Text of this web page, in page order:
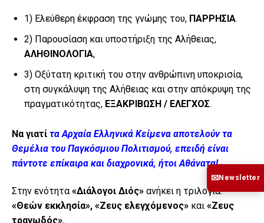
1) Ελεύθερη έκφραση της γνώμης του, ΠΑΡΡΗΣΙΑ.
2) Παρουσίαση και υποστήριξη της Αλήθειας,
ΑΛΗΘΙΝΟΛΟΓΙΑ,
3) Οξύτατη κριτική του στην ανθρώπινη υποκρισία,
στη συγκάλυψη της Αλήθειας και στην απόκρυψη της
πραγματικότητας, ΕΞΑΚΡΙΒΩΣΗ / ΕΛΕΓΧΟΣ.
Να γιατί τα Αρχαία Ελληνικά Κείμενα αποτελούν τα
Θεμέλια του Παγκόσμιου Πολιτισμού, επειδή είναι
πάντοτε επίκαιρα και διαχρονικά, ήτοι Αθάνατα!
Στην ενότητα «Διάλογοι Διός» ανήκει η τριλογία:
«Θεών εκκλησία», «Ζευς ελεγχόμενος» και «Ζευς
τραγωδός».
✉Newsletter